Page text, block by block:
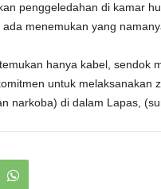
penggeledahan di kamar
menemukan yang
hanya kabel, sendok
untuk melaksanakan
narkoba) di dalam Lapas,